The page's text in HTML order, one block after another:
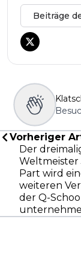
Beiträge
Vorheriger
Der
Weltmeister
Part wird
weiteren
der Q-School